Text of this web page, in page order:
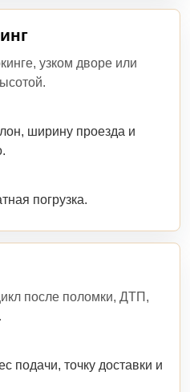
узком дворе или
ширину проезда и
погрузка.
после поломки, ДТП,
подачи, точку доставки и